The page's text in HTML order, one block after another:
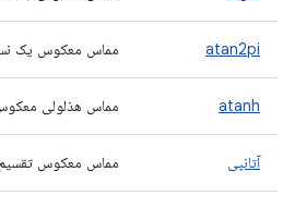
atan2pi مماس معکوس یک
atanh مماس هذلولی
آتانپی مماس معکوس